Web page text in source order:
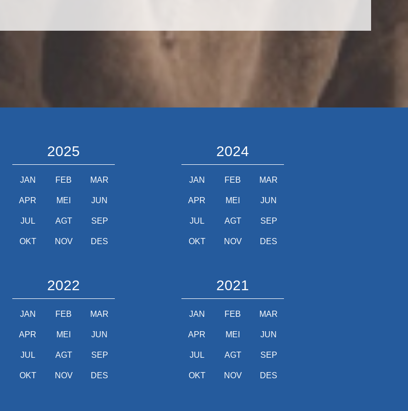
2025
JAN FEB MAR
APR MEI JUN
JUL AGT SEP
OKT NOV DES
2024
JAN FEB MAR
APR MEI JUN
JUL AGT SEP
OKT NOV DES
2022
JAN FEB MAR
APR MEI JUN
JUL AGT SEP
OKT NOV DES
2021
JAN FEB MAR
APR MEI JUN
JUL AGT SEP
OKT NOV DES